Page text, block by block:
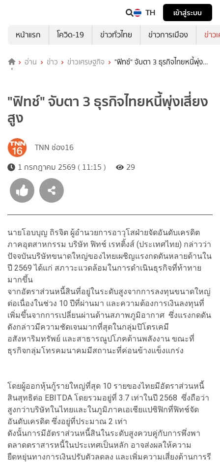
TH
เข้าสู่ระบบ
หน้าแรก
โควิด-19 ข่าวทั่วไทย ข่าวการเมือง ข่าว
อ่าน ข่าว ข่าวเศรษฐกิจ
"ฟิทช์" จับตา 3 ธุรกิจไทยหนี้พุ่ง
เสี่ยงสูง
"ฟิทช์" จับตา 3 ธุรกิจไทยหนี้พุ่งเสี่ยง
สูง
TNN ช่อง16
1 กรกฎาคม 2569 ( 11:15 )
29
นายโอบบุญ ถิรจิต ผู้อำนวยการอาวุโสฝ่ายจัดอันดับเครดิต
ภาคอุตสาหกรรม บริษัท ฟิทช์ เรทติ้งส์ (ประเทศไทย) กล่าวว่า
ปัจจบันบริษัทขนาดใหญ่ของไทยเผชิญแรงกดดันหลายด้านใน
ปี 2569 ได้แก่ สภาวะแวดล้อมในการดำเนินธุรกิจที่ท้าทาย
มากขึ้น
จากอัตราส่วนหนี้สินที่อยู่ในระดับสูงจากการลงทุนขนาดใหญ่
ต่อเนื่องในช่วง 10 ปีที่ผ่านมา และความต้องการเงินลงทุนที่
เพิ่มขึ้นจากการเปลี่ยนผ่านด้านสภาพภูมิอากาศ ซึ่งแรงกดดัน
ดังกล่าวมีความชัดเจนมากที่สุดในกลุ่มปิโตรเคมี
อสังหาริมทรัพย์ และสาธารณูปโภคด้านพลังงาน ขณะที่
ธุรกิจกลุ่มโทรคมนาคมมีสถานะที่ค่อนข้างแข็งแกร่ง
โดยผู้ออกหุ้นกู้รายใหญ่ที่สุด 10 รายของไทยมีอัตราส่วนหนี้
สินสุทธิต่อ EBITDA โดยรวมอยู่ที่ 3.7 เท่าในปี 2568 ซึ่งถือว่า
สูงกว่าบริษัทในไทยและในภูมิภาคเอเชียแปซิฟิกที่ฟิทช์จัด
อันดับเครดิต ซึ่งอยู่ที่ประมาณ 2 เท่า
ดังนั้นการมีอัตราส่วนหนี้สินในระดับสูงควบคู่กับการพึ่งพา
ตลาดตราสารหนี้ในประเทศเป็นหลัก อาจส่งผลให้ความ
ยืดหยุ่นทางการเงินปรับตัวลดลง และเพิ่มความเสี่ยงด้านการรี